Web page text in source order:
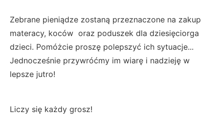
Zebrane pieniądze zostaną przeznaczone na zakup
materacy, koców oraz poduszek dla dziesięciorga
dzieci. Pomóżcie proszę polepszyć ich sytuacje...
Jednocześnie przywróćmy im wiarę i nadzieję w
lepsze jutro!
Liczy się każdy grosz!